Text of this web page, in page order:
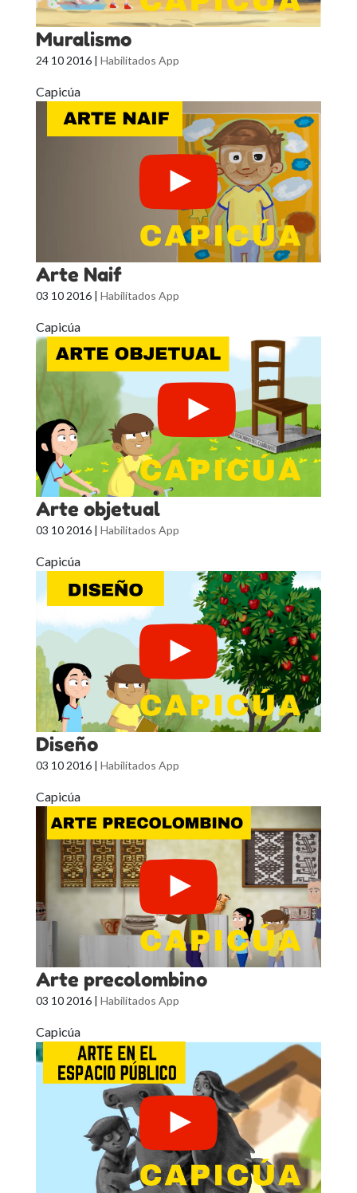
Muralismo
24 10 2016| Habilitados App
Capicúa
Arte Naif
03 10 2016| Habilitados App
Capicúa
Arte objetual
03 10 2016| Habilitados App
Capicúa
Diseño
03 10 2016| Habilitados App
Capicúa
Arte precolombino
03 10 2016| Habilitados App
Capicúa